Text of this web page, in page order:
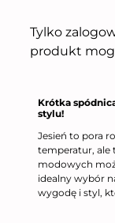
Tylko
produkt
Krótka
stylu!
Jesień to pora
temperatur, ale
modowych
idealny wybór
wygodę i styl,